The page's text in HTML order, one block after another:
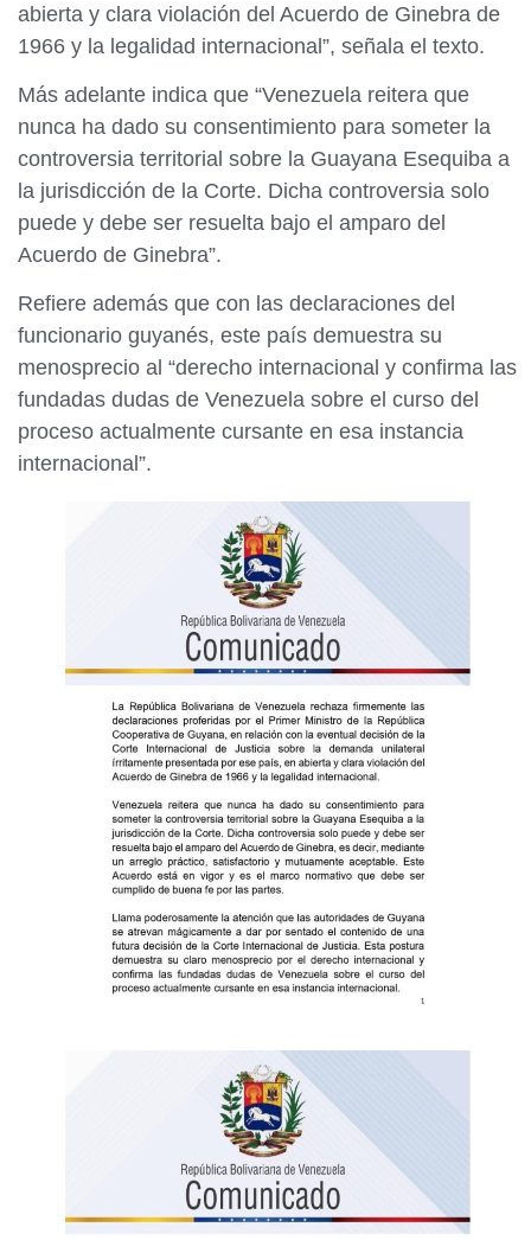
abierta y clara violación del Acuerdo de Ginebra de
1966 y la legalidad internacional”, señala el texto.
Más adelante indica que “Venezuela reitera que
nunca ha dado su consentimiento para someter la
controversia territorial sobre la Guayana Esequiba a
la jurisdicción de la Corte. Dicha controversia solo
puede y debe ser resuelta bajo el amparo del
Acuerdo de Ginebra”.
Refiere además que con las declaraciones del
funcionario guyanés, este país demuestra su
menosprecio al “derecho internacional y confirma las
fundadas dudas de Venezuela sobre el curso del
proceso actualmente cursante en esa instancia
internacional”.